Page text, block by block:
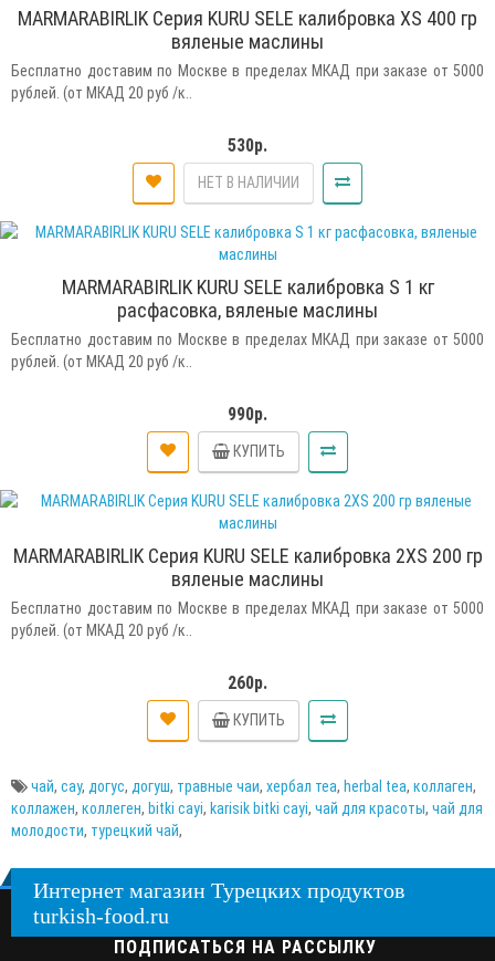
MARMARABIRLIK Серия KURU SELE калибровка XS 400 гр
вяленые маслины
Бесплатно доставим по Москве в пределах МКАД при заказе от 5000
рублей. (от МКАД 20 руб /к..
530р.
НЕТ В НАЛИЧИИ
MARMARABIRLIK KURU SELE калибровка S 1 кг
расфасовка, вяленые маслины
Бесплатно доставим по Москве в пределах МКАД при заказе от 5000
рублей. (от МКАД 20 руб /к..
990р.
КУПИТЬ
MARMARABIRLIK Серия KURU SELE калибровка 2XS 200 гр
вяленые маслины
Бесплатно доставим по Москве в пределах МКАД при заказе от 5000
рублей. (от МКАД 20 руб /к..
260р.
КУПИТЬ
чай, cay, догус, догуш, травные чаи, хербал теа, herbal tea, коллаген,
коллажен, коллеген, bitki cayi, karisik bitki cayi, чай для красоты, чай для
молодости, турецкий чай,
Интернет магазин Турецких продуктов
turkish-food.ru
ПОДПИСАТЬСЯ НА РАССЫЛКУ